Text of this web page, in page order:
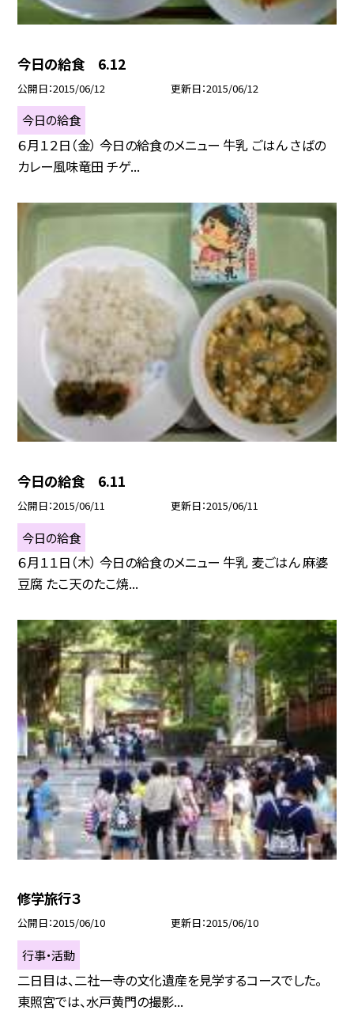
今日の給食 6.12
公開日 2015/06/12 更新日 2015/06/12
今日の給食
６月１２日（金） 今日の給食のメニュー 牛乳 ごはん さばの
カレー風味竜田 チゲ...
今日の給食 6.11
公開日 2015/06/11 更新日 2015/06/11
今日の給食
６月１１日（木） 今日の給食のメニュー 牛乳 麦ごはん 麻婆
豆腐 たこ天のたこ焼...
修学旅行３
公開日 2015/06/10 更新日 2015/06/10
行事・活動
二日目は、二社一寺の文化遺産を見学するコースでした。
東照宮では、水戸黄門の撮影...